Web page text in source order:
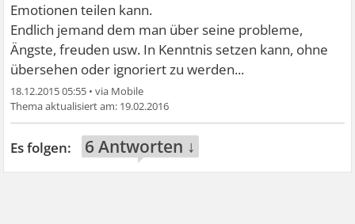
Emotionen teilen kann.
Endlich jemand dem man über seine probleme,
Ängste, freuden usw. In Kenntnis setzen kann, ohne
übersehen oder ignoriert zu werden...
18.12.2015 05:55 •
19.02.2016
6 Antworten ↓